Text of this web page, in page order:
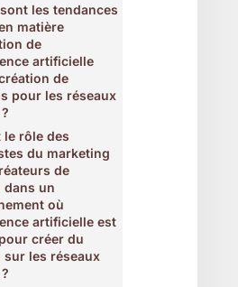
les tendances
matière
de
artificielle
de
pour les réseaux
le rôle des
du marketing
de
dans un
où
artificielle est
créer du
sur les réseaux